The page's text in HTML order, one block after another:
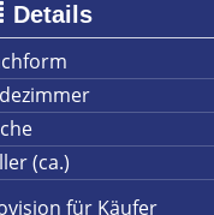
Details
(ca.)
für Käufer